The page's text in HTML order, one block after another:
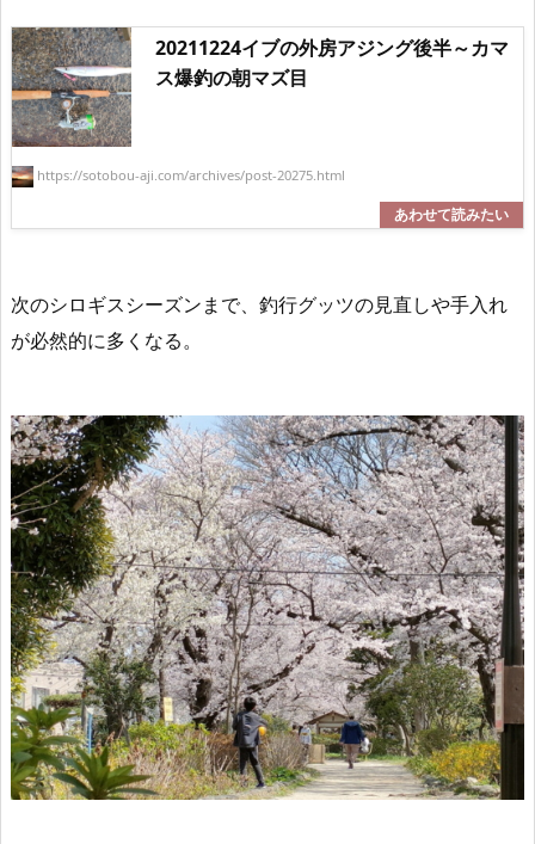
20211224イブの外房アジング後半～カマ
ス爆釣の朝マズ目
https://sotobou-aji.com/archives/post-20275.html
次のシロギスシーズンまで、釣行グッツの見直しや手入れ
が必然的に多くなる。